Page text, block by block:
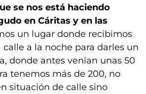
se nos está haciendo
en Cáritas y en las
un lugar donde recibimos
a la noche para darles un
donde antes venían unas 50
tenemos más de 200, no
situación de calle sino